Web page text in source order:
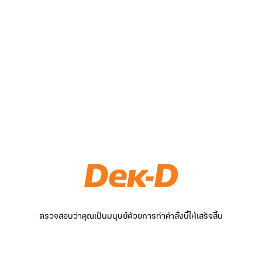
ตรวจสอบว่าคุณเป็นมนุษย์ด้วยการทำคำสั่งนี้ให้เสร็จสิ้น